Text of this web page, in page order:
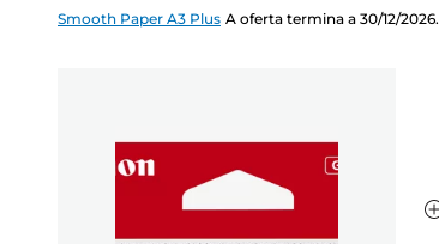
Smooth Paper A3 Plus A oferta termina a 30/12/2026.